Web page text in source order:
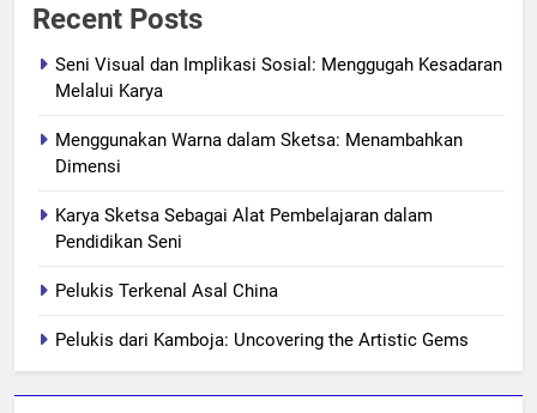
Recent Posts
Seni Visual dan Implikasi Sosial: Menggugah Kesadaran
Melalui Karya
Menggunakan Warna dalam Sketsa: Menambahkan
Dimensi
Karya Sketsa Sebagai Alat Pembelajaran dalam
Pendidikan Seni
Pelukis Terkenal Asal China
Pelukis dari Kamboja: Uncovering the Artistic Gems